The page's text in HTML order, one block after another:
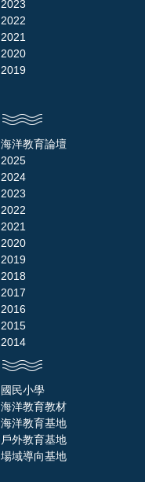
2023
2022
2021
2020
2019
海洋教育論壇
2025
2024
2023
2022
2021
2020
2019
2018
2017
2016
2015
2014
國民小學
海洋教育教材
海洋教育基地
戶外教育基地
場域導向基地